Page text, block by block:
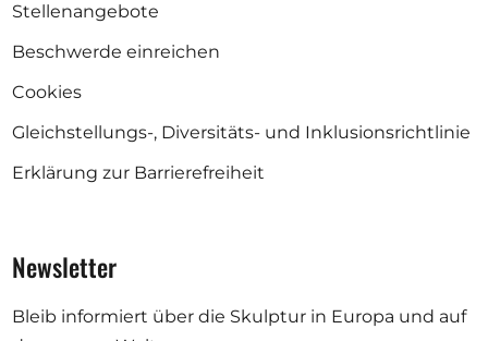
Stellenangebote
Beschwerde einreichen
Cookies
Gleichstellungs-, Diversitäts- und Inklusionsrichtlinie
Erklärung zur Barrierefreiheit
Newsletter
Bleib informiert über die Skulptur in Europa und auf